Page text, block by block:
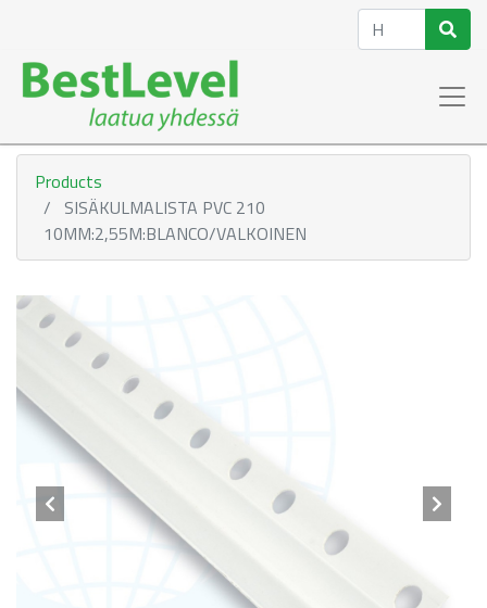
Products
SISÄKULMALISTA PVC 210
10MM:2,55M:BLANCO/VALKOINEN